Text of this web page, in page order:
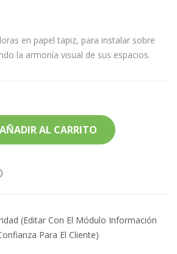
en papel tapiz, para instalar sobre
la armonía visual de sus espacios.
AÑADIR AL CARRITO
(editar Con El Módulo Información
Para El Cliente)